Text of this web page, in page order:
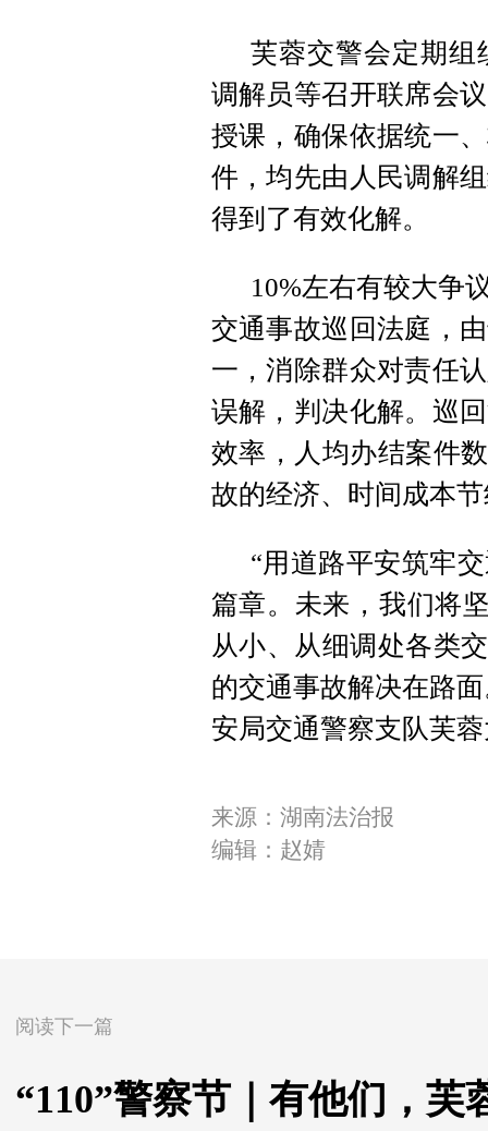
芙蓉交警会定期组
调解员等召开联席会
授课，确保依据统一
件，均先由人民调解
得到了有效化解。
10%左右有较大争
交通事故巡回法庭，
一，消除群众对责任
误解，判决化解。巡
效率，人均办结案件
故的经济、时间成本
“用道路平安筑牢
篇章。未来，我们将
从小、从细调处各类
的交通事故解决在路
安局交通警察支队芙
来源：湖南法治报
编辑：赵婧
阅读下一篇
“110”警察节｜有他们，芙